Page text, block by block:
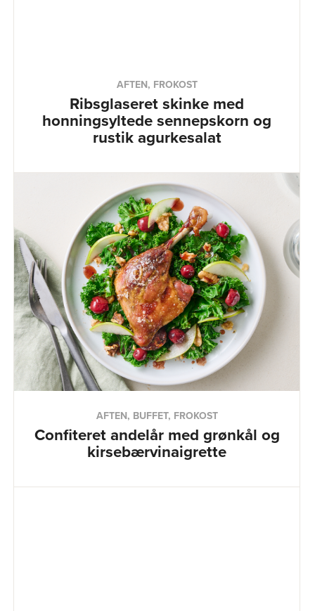
AFTEN, FROKOST
Ribsglaseret skinke med
honningsyltede sennepskorn og
rustik agurkesalat
AFTEN, BUFFET, FROKOST
Confiteret andelår med grønkål og
kirsebærvinaigrette